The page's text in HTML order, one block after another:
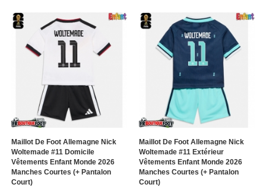
Maillot De Foot Allemagne Nick
Woltemade #11 Domicile
Vêtements Enfant Monde 2026
Manches Courtes (+ Pantalon
Court)
Maillot De Foot Allemagne Nick
Woltemade #11 Extérieur
Vêtements Enfant Monde 2026
Manches Courtes (+ Pantalon
Court)